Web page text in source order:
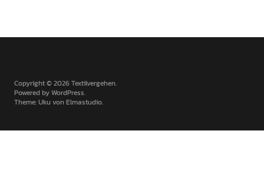
Copyright © 2026 Textilvergehen
Powered byWordPress
Theme: Uku vonElmastudio